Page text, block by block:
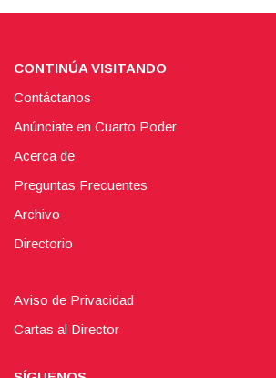
CONTINÚA VISITANDO
Contáctanos
Anúnciate en Cuarto Poder
Acerca de
Preguntas Frecuentes
Archivo
Directorio
Aviso de Privacidad
Cartas al Director